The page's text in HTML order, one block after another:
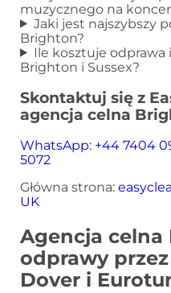
muzycznego na
Jaki jest najszybszy
Brighton?
Ile kosztuje
Brighton i Sussex?
Skontaktuj się z
agencja celna
WhatsApp: +44 7404
5072
Główna strona:
UK
Agencja
odprawy
Dover i